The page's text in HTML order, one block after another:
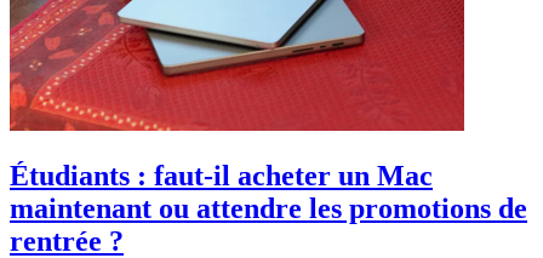
Étudiants : faut-il acheter un Mac
maintenant ou attendre les promotions de
rentrée ?